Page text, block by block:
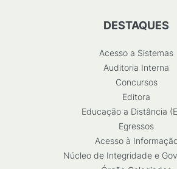
DESTAQUES
Acesso a Sistemas
Auditoria Interna
Concursos
Editora
Educação a Distância
Egressos
Acesso à
Núcleo de Integridade e